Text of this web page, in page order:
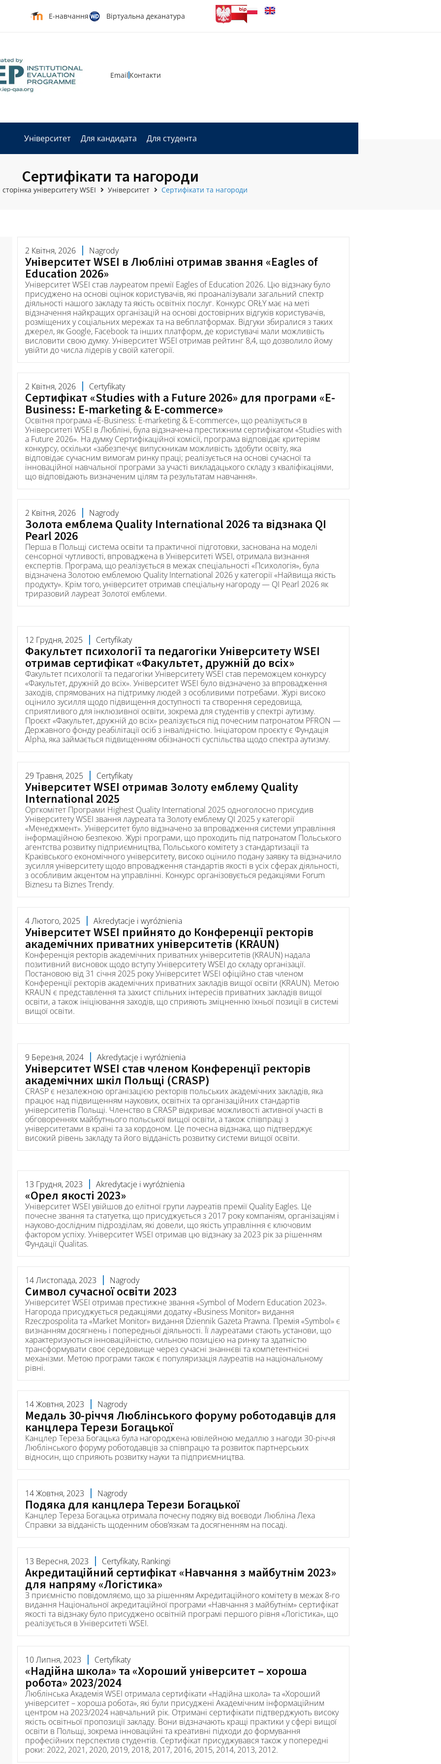
Е-навчання Віртуальна деканатура
Email Контакти
Університет Для кандидата Для студента
Сертифікати та нагороди
університету WSEI Університет Сертифікати та нагороди
2 Квітня, 2026 Nagrody
Університет WSEI в Любліні отримав звання «Eagles of
Education 2026»
Університет WSEI став лауреатом премії Eagles of Education 2026. Цю відзнаку було
присуджено на основі оцінок користувачів, які проаналізували загальний спектр
діяльності нашого закладу та якість освітніх послуг. Конкурс ORŁY має на меті
відзначення найкращих організацій на основі достовірних відгуків користувачів,
розміщених у соціальних мережах та на вебплатформах. Відгуки збиралися з таких
джерел, як Google, Facebook та інших платформ, де користувачі мали можливість
висловити свою думку. Університет WSEI отримав рейтинг 8,4, що дозволило йому
увійти до числа лідерів у своїй категорії.
2 Квітня, 2026 Certyfikaty
Сертифікат «Studies with a Future 2026» для програми «E-
Business: E-marketing & E-commerce»
Освітня програма «E-Business: E-marketing & E-commerce», що реалізується в
Університеті WSEI в Любліні, була відзначена престижним сертифікатом «Studies with
a Future 2026». На думку Сертифікаційної комісії, програма відповідає критеріям
конкурсу, оскільки «забезпечує випускникам можливість здобути освіту, яка
відповідає сучасним вимогам ринку праці; реалізується на основі сучасної та
інноваційної навчальної програми за участі викладацького складу з кваліфікаціями,
що відповідають визначеним цілям та результатам навчання».
2 Квітня, 2026 Nagrody
Золота емблема Quality International 2026 та відзнака QI
Pearl 2026
Перша в Польщі система освіти та практичної підготовки, заснована на моделі
сенсорної чутливості, впроваджена в Університеті WSEI, отримала визнання
експертів. Програма, що реалізується в межах спеціальності «Психологія», була
відзначена Золотою емблемою Quality International 2026 у категорії «Найвища якість
продукту». Крім того, університет отримав спеціальну нагороду — QI Pearl 2026 як
триразовий лауреат Золотої емблеми.
12 Грудня, 2025 Certyfikaty
Факультет психології та педагогіки Університету WSEI
отримав сертифікат «Факультет, дружній до всіх»
Факультет психології та педагогіки Університету WSEI став переможцем конкурсу
«Факультет, дружній до всіх». Університет WSEI було відзначено за впровадження
заходів, спрямованих на підтримку людей з особливими потребами. Журі високо
оцінило зусилля щодо підвищення доступності та створення середовища,
сприятливого для інклюзивної освіти, зокрема для студентів у спектрі аутизму.
Проєкт «Факультет, дружній до всіх» реалізується під почесним патронатом PFRON —
Державного фонду реабілітації осіб з інвалідністю. Ініціатором проєкту є Фундація
Alpha, яка займається підвищенням обізнаності суспільства щодо спектра аутизму.
29 Травня, 2025 Certyfikaty
Університет WSEI отримав Золоту емблему Quality
International 2025
Оргкомітет Програми Highest Quality International 2025 одноголосно присудив
Університету WSEI звання лауреата та Золоту емблему QI 2025 у категорії
«Менеджмент». Університет було відзначено за впровадження системи управління
інформаційною безпекою. Журі програми, що проходить під патронатом Польського
агентства розвитку підприємництва, Польського комітету з стандартизації та
Краківського економічного університету, високо оцінило подану заявку та відзначило
зусилля університету щодо впровадження стандартів якості в усіх сферах діяльності,
з особливим акцентом на управлінні. Конкурс організовується редакціями Forum
Biznesu та Biznes Trendy.
4 Лютого, 2025 Akredytacje i wyróżnienia
Університет WSEI прийнято до Конференції ректорів
академічних приватних університетів (KRAUN)
Конференція ректорів академічних приватних університетів (KRAUN) надала
позитивний висновок щодо вступу Університету WSEI до складу організації.
Постановою від 31 січня 2025 року Університет WSEI офіційно став членом
Конференції ректорів академічних приватних закладів вищої освіти (KRAUN). Метою
KRAUN є представлення та захист спільних інтересів приватних закладів вищої
освіти, а також ініціювання заходів, що сприяють зміцненню їхньої позиції в системі
вищої освіти.
9 Березня, 2024 Akredytacje i wyróżnienia
Університет WSEI став членом Конференції ректорів
академічних шкіл Польщі (CRASP)
CRASP є незалежною організацією ректорів польських академічних закладів, яка
працює над підвищенням наукових, освітніх та організаційних стандартів
університетів Польщі. Членство в CRASP відкриває можливості активної участі в
обговореннях майбутнього польської вищої освіти, а також співпраці з
університетами в країні та за кордоном. Це почесна відзнака, що підтверджує
високий рівень закладу та його відданість розвитку системи вищої освіти.
13 Грудня, 2023 Akredytacje i wyróżnienia
«Орел якості 2023»
Університет WSEI увійшов до елітної групи лауреатів премії Quality Eagles. Це
почесне звання та статуетка, що присуджується з 2017 року компаніям, організаціям і
науково-дослідним підрозділам, які довели, що якість управління є ключовим
фактором успіху. Університет WSEI отримав цю відзнаку за 2023 рік за рішенням
Фундації Qualitas.
14 Листопада, 2023 Nagrody
Символ сучасної освіти 2023
Університет WSEI отримав престижне звання «Symbol of Modern Education 2023».
Нагорода присуджується редакціями додатку «Business Monitor» видання
Rzeczpospolita та «Market Monitor» видання Dziennik Gazeta Prawna. Премія «Symbol» є
визнанням досягнень і попередньої діяльності. Її лауреатами стають установи, що
характеризуються інноваційністю, сильною позицією на ринку та здатністю
трансформувати своє середовище через сучасні знаннєві та компетентнісні
механізми. Метою програми також є популяризація лауреатів на національному
рівні.
14 Жовтня, 2023 Nagrody
Медаль 30-річчя Люблінського форуму роботодавців для
канцлера Терези Богацької
Канцлер Тереза Богацька була нагороджена ювілейною медаллю з нагоди 30-річчя
Люблінського форуму роботодавців за співпрацю та розвиток партнерських
відносин, що сприяють розвитку науки та підприємництва.
14 Жовтня, 2023 Nagrody
Подяка для канцлера Терези Богацької
Канцлер Тереза Богацька отримала почесну подяку від воєводи Любліна Леха
Справки за відданість щоденним обов’язкам та досягненням на посаді.
13 Вересня, 2023 Certyfikaty, Rankingi
Акредитаційний сертифікат «Навчання з майбутнім 2023»
для напряму «Логістика»
З приємністю повідомляємо, що за рішенням Акредитаційного комітету в межах 8-го
видання Національної акредитаційної програми «Навчання з майбутнім» сертифікат
якості та відзнаку було присуджено освітній програмі першого рівня «Логістика», що
реалізується в Університеті WSEI.
10 Липня, 2023 Certyfikaty
«Надійна школа» та «Хороший університет – хороша
робота» 2023/2024
Люблінська Академія WSEI отримала сертифікати «Надійна школа» та «Хороший
університет – хороша робота», які були присуджені Академічним інформаційним
центром на 2023/2024 навчальний рік. Отримані сертифікати підтверджують високу
якість освітньої пропозиції закладу. Вони відзначають кращі практики у сфері вищої
освіти в Польщі, зокрема інноваційні та креативні підходи до формування
професійних перспектив студентів. Сертифікат присуджувався також у попередні
роки: 2022, 2021, 2020, 2019, 2018, 2017, 2016, 2015, 2014, 2013, 2012.